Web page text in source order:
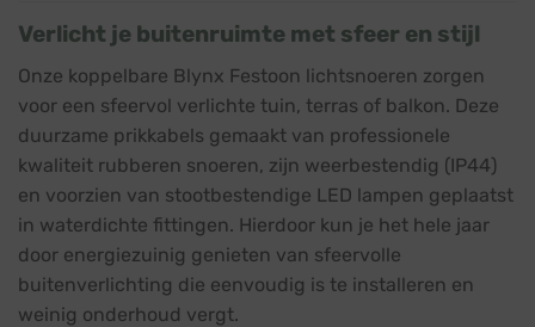
Verlicht je buitenruimte met sfeer en stijl
Onze koppelbare Blynx Festoon lichtsnoeren zorgen
voor een sfeervol verlichte tuin, terras of balkon. Deze
duurzame prikkabels gemaakt van professionele
kwaliteit rubberen snoeren, zijn weerbestendig (IP44)
en voorzien van stootbestendige LED lampen geplaatst
in waterdichte fittingen. Hierdoor kun je het hele jaar
door energiezuinig genieten van sfeervolle
buitenverlichting die eenvoudig is te installeren en
weinig onderhoud vergt.